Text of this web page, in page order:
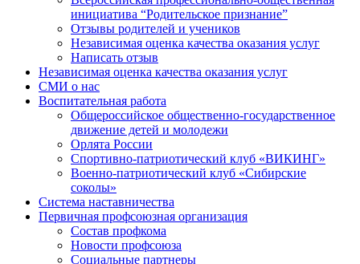
инициатива “Родительское признание”
Отзывы родителей и учеников
Независимая оценка качества оказания услуг
Написать отзыв
Независимая оценка качества оказания услуг
СМИ о нас
Воспитательная работа
Общероссийское общественно-государственное
движение детей и молодежи
Орлята России
Спортивно-патриотический клуб «ВИКИНГ»
Военно-патриотический клуб «Сибирские
соколы»
Система наставничества
Первичная профсоюзная организация
Состав профкома
Новости профсоюза
Социальные партнеры